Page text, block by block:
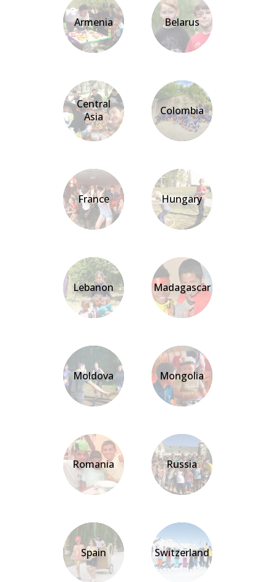
Armenia Belarus
Central
Asia
Colombia
France Hungary
Lebanon Madagascar
Moldova Mongolia
Romania Russia
Spain Switzerland